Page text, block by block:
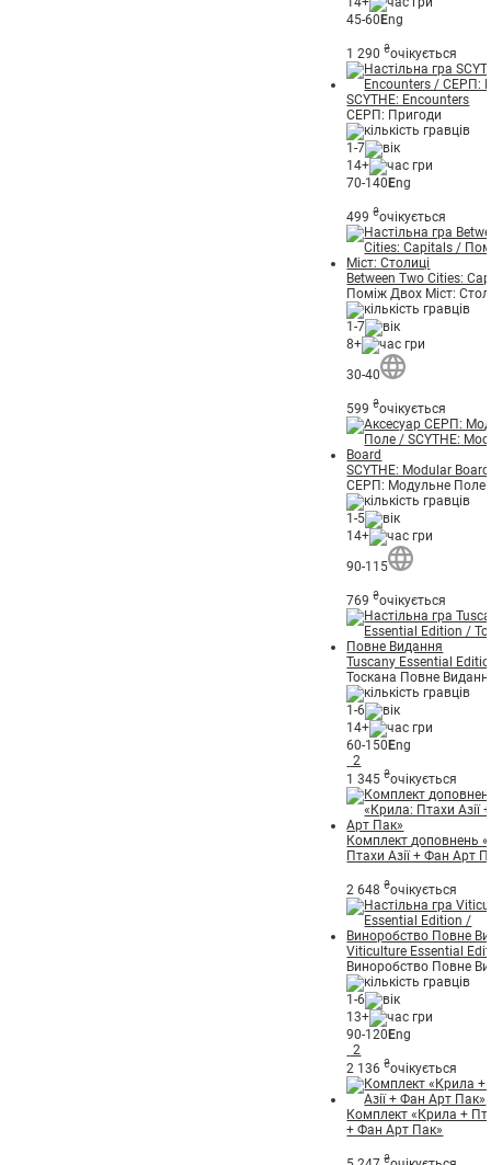
45-60Eng
1 290₴очікується
SCYTHE: Encounters
СЕРП: Пригоди
1-7
14+
70-140Eng
499₴очікується
Between Two Cities:
Поміж Двох Міст:
1-7
8+
30-40
599₴очікується
SCYTHE: Modular Board
СЕРП: Модульне Поле
1-5
14+
90-115
769₴очікується
Tuscany Essential
Тоскана Повне
1-6
14+
60-150Eng
2
1 345₴очікується
Комплект доповнень
Птахи Азії + Фан Арт
2 648₴очікується
Viticulture Essential
Виноробство Повне
1-6
13+
90-120Eng
2
2 136₴очікується
Комплект «Крила +
+ Фан Арт Пак»
₴